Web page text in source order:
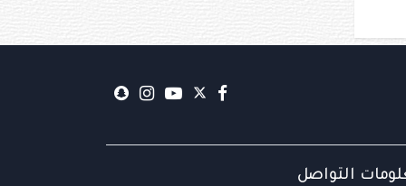
التواصل